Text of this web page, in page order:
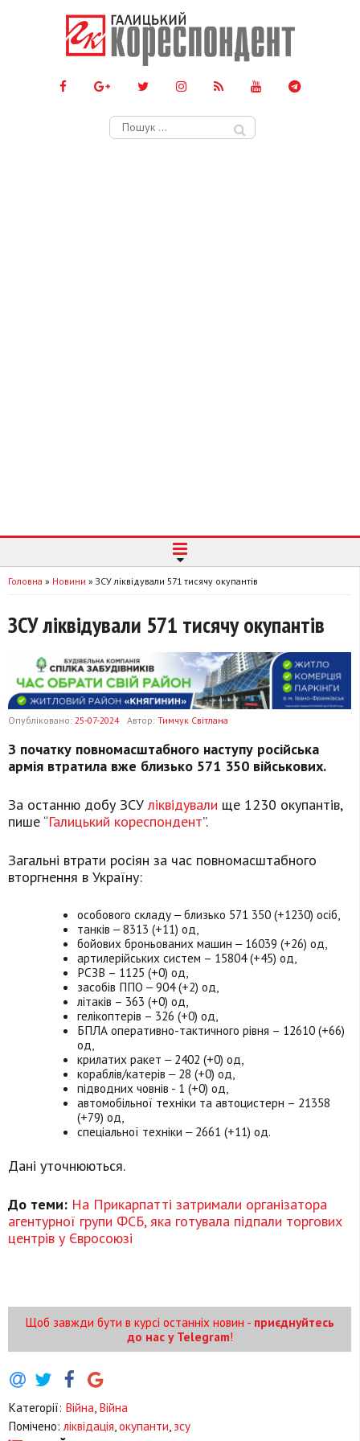
Пошук:
Головна » Новини » ЗСУ ліквідували 571 тисячу окупантів
ЗСУ ліквідували 571 тисячу окупантів
Опубліковано: 25-07-2024 Автор: Тимчук Світлана
З початку повномасштабного наступу російська
армія втратила вже близько 571 350 військових.
За останню добу ЗСУліквідували ще 1230 окупантів,
пише “Галицький кореспондент”.
Загальні втрати росіян за час повномасштабного
вторгнення в Україну:
особового складу ‒ близько 571 350 (+1230) осіб,
танків ‒ 8313 (+11) од,
бойових броньованих машин ‒ 16039 (+26) од,
артилерійських систем – 15804 (+45) од,
РСЗВ – 1125 (+0) од,
засобів ППО ‒ 904 (+2) од,
літаків – 363 (+0) од,
гелікоптерів – 326 (+0) од,
БПЛА оперативно-тактичного рівня – 12610 (+66)
од,
крилатих ракет ‒ 2402 (+0) од,
кораблів/катерів ‒ 28 (+0) од,
підводних човнів - 1 (+0) од,
автомобільної техніки та автоцистерн – 21358
(+79) од,
спеціальної техніки ‒ 2661 (+11) од.
Дані уточнюються.
До теми: На Прикарпатті затримали організатора
агентурної групи ФСБ, яка готувала підпали торгових
центрів у Євросоюзі
Щоб завжди бути в курсі останніх новин - приєднуйтесь
до нас у Telegram!
Категорії: Війна Війна
Помічено: ліквідація окупанти зсу